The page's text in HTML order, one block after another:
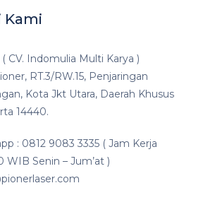
Kami
CV. Indomulia Multi Karya )
RT.3/RW.15, Penjaringan
Kota Jkt Utara, Daerah Khusus
14440.
: 0812 9083 3335 ( Jam Kerja
WIB Senin – Jum’at )